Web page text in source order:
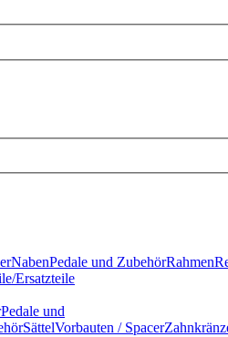
NabenPedale und ZubehörRahmen
Ersatzteile
Pedale und
SättelVorbauten / Spacer